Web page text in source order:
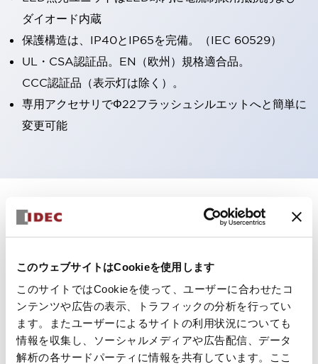
このウェブサイトはCookieを使用します
このサイトではCookieを使って、ユーザーに合わせたコ
ンテンツや広告の表示、トラフィックの分析を行ってい
ます。またユーザーによるサイトの利用状況についても
情報を収集し、ソーシャルメディアや広告配信、データ
解析の各サードパーティに情報を共有しています。ここ
ダイオード内蔵
保護構造は、IP40とIP65を完備。（IEC 60529）
UL・CSA認証品。EN（欧州）規格適合品。
CCC認証品（表示灯は除く）。
専用アクセサリでΦ22フラッシュシルエットへと簡単に
変更可能
ドキュメントとファイル
カタログ 規格・認証 技術文書 その他
A6シリーズ φ16小形コントロールユニット（日本語）
2026/06/02.PDF1.60MB